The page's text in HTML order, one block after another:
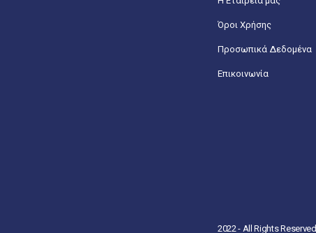
Όροι Χρήσης
Προσωπικά Δεδομένα
Επικοινωνία
2022 - All Rights Reserved